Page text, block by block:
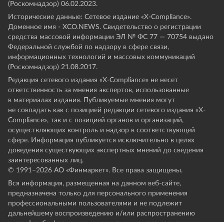
(Роскомнадзор) 06.02.2023.
Исторические данные: Сетевое издание «Х-Compliance».
Доменное имя - XCO.NEWS. Свидетельство о регистрации
средства массовой информации ЭЛ № ФС 77 — 70754 выдано
Федеральной службой по надзору в сфере связи,
информационных технологий и массовых коммуникаций
(Роскомнадзор) 21.08.2017.
Редакция сетевого издания «X-Compliance» не несет
ответственность за мнения экспертов, использованные
в материалах издания. Публикуемые мнения могут
не совпадать как с позицией редакции сетевого издания «X-
Compliance», так и с позицией органов и организаций,
осуществляющих контроль и надзор в соответствующей
сфере. Информация публикуется исключительно в целях
доведения существующих экспертных мнений до сведения
заинтересованных лиц.
© 1991–2026 АО «Финмаркет». Все права защищены.
Вся информация, размещенная на данном веб-сайте,
предназначена только для персонального применения
профессиональными пользователями и не подлежит
дальнейшему воспроизведению и/или распространению